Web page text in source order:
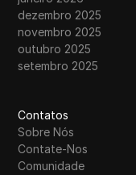
dezembro 2025
novembro 2025
outubro 2025
setembro 2025
Contatos
Sobre Nós
Contate-Nos
Comunidade